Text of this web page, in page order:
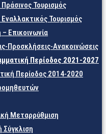
Τουρισμός
Τουρισμός
Επικοινωνία
Προσκλήσεις-Ανακοινώσεις
Περίοδος 2021-2027
Περίοδος 2014-2020
Μεταρρύθμιση